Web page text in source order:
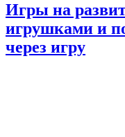
Игры на
игрушками и
через игру